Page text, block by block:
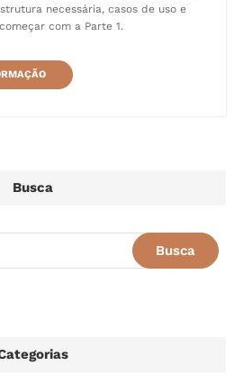
necessária, casos de uso e
com a Parte 1.
Busca